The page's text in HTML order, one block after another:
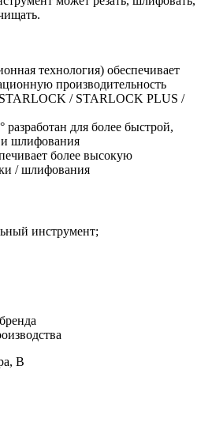
технология) обеспечивает
производительность
/ STARLOCK PLUS /
разработан для более быстрой,
и шлифования
более высокую
/ шлифования
инструмент;
В